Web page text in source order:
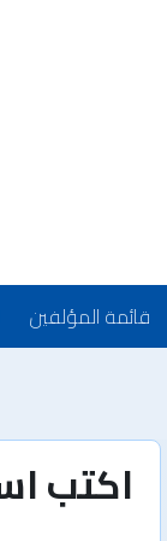
قائمة المؤلفين
اكتب